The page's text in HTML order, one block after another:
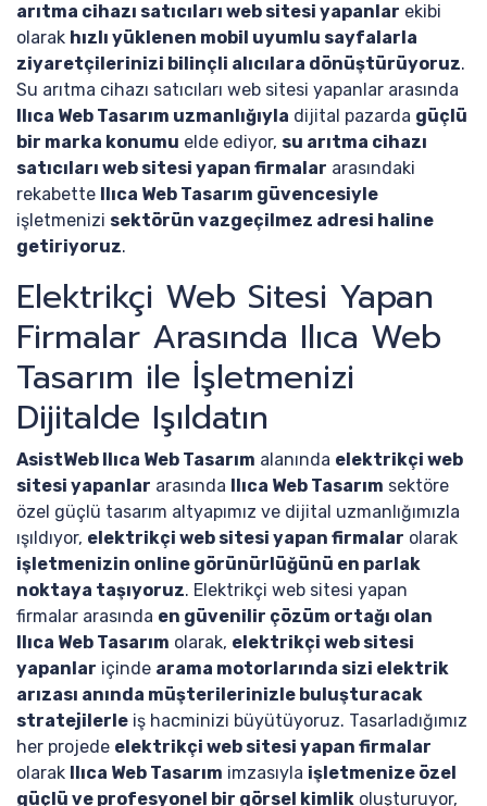
arıtma cihazı satıcıları web sitesi yapanlar ekibi
olarak hızlı yüklenen mobil uyumlu sayfalarla
ziyaretçilerinizi bilinçli alıcılara dönüştürüyoruz.
Su arıtma cihazı satıcıları web sitesi yapanlar arasında
Ilıca Web Tasarım uzmanlığıyla dijital pazarda güçlü
bir marka konumu elde ediyor, su arıtma cihazı
satıcıları web sitesi yapan firmalar arasındaki
rekabette Ilıca Web Tasarım güvencesiyle
işletmenizi sektörün vazgeçilmez adresi haline
getiriyoruz.
Elektrikçi Web Sitesi Yapan
Firmalar Arasında Ilıca Web
Tasarım ile İşletmenizi
Dijitalde Işıldatın
AsistWeb Ilıca Web Tasarım alanında elektrikçi web
sitesi yapanlar arasında Ilıca Web Tasarım sektöre
özel güçlü tasarım altyapımız ve dijital uzmanlığımızla
ışıldıyor, elektrikçi web sitesi yapan firmalar olarak
işletmenizin online görünürlüğünü en parlak
noktaya taşıyoruz. Elektrikçi web sitesi yapan
firmalar arasında en güvenilir çözüm ortağı olan
Ilıca Web Tasarım olarak, elektrikçi web sitesi
yapanlar içinde arama motorlarında sizi elektrik
arızası anında müşterilerinizle buluşturacak
stratejilerle iş hacminizi büyütüyoruz. Tasarladığımız
her projede elektrikçi web sitesi yapan firmalar
olarak Ilıca Web Tasarım imzasıyla işletmenize özel
güçlü ve profesyonel bir görsel kimlik oluşturuyor,